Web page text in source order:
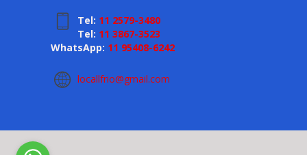
Tel: 11 2579-3480
Tel: 11 3867-3523
WhatsApp: 11 95408-6242
locallfrio@gmail.com